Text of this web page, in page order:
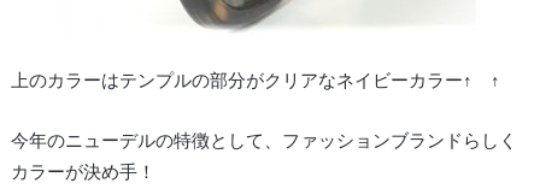
上のカラーはテンプルの部分がクリアなネイビーカラー↑ ↑
今年のニューデルの特徴として、ファッションブランドらしく
カラーが決め手！